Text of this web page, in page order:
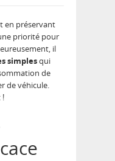
en préservant
priorité pour
il
simplesqui
de
de véhicule.
!